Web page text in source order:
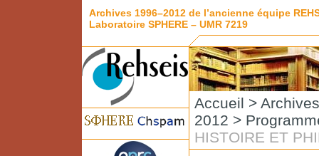
Archives 1996–2012 de l’ancienne équipe
Laboratoire SPHERE – UMR 7219
Accueil > Archives
2012 >
HISTOIRE ET